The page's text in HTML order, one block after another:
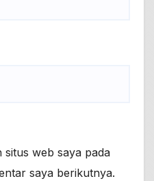
situs web saya pada
saya berikutnya.